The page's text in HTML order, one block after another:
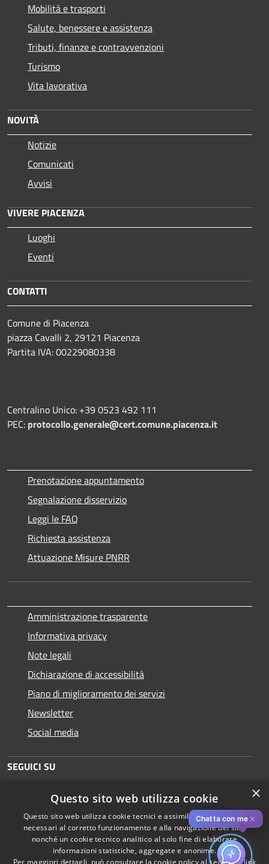
Mobilità e trasporti
Salute, benessere e assistenza
Tributi, finanze e contravvenzioni
Turismo
Vita lavorativa
NOVITÀ
Notizie
Comunicati
Avvisi
VIVERE PIACENZA
Luoghi
Eventi
CONTATTI
Comune di Piacenza
piazza Cavalli 2, 29121 Piacenza
Partita IVA: 00229080338
Centralino Unico: +39 0523 492 111
PEC: protocollo.generale@cert.comune.piacenza.it
Prenotazione appuntamento
Segnalazione disservizio
Leggi le FAQ
Richiesta assistenza
Attuazione Misure PNRR
Amministrazione trasparente
Informativa privacy
Note legali
Dichiarazione di accessibilità
Piano di miglioramento dei servizi
Newsletter
Social media
SEGUICI SU
RSS
Copyright © 2026 • Comune di
Chatta con me ✕
×
Questo sito web utilizza cookie
Questo sito web utilizza cookie tecnici e assimilati strettamente
necessari al corretto funzionamento e alla navigazione del sito,
nonché un cookie tecnico analitico al solo fine di elaborare
informazioni statistiche, aggregate e anonime.
Per maggiori dettagli, può consultare la cookie policy al seguentelink